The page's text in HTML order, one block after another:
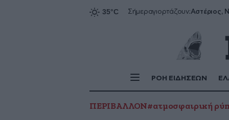
Σήμεραγιορτάζουν:Αστέριος,
ΡΟΗ ΕΙΔΗΣΕΩΝ
ΠΕΡΙΒΑΛΛΟΝ#ατμοσφαιρική